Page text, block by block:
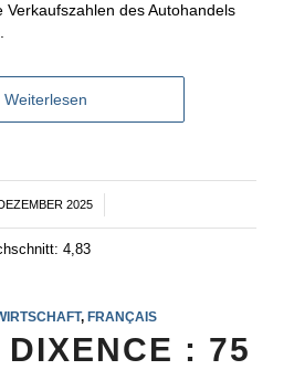
des Autohandels
Weiterlesen
2025
/
4,83
, FRANÇAIS
DIXENCE : 75